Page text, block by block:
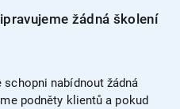
žádná školení
nabídnout žádná
podněty klientů a pokud